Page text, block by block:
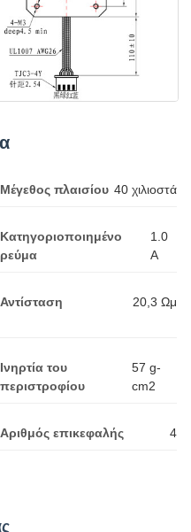
Μέγεθος πλαισίου 40 χιλιοστά
Κατηγοριοποιημένο
ρεύμα
1.0
Α
Αντίσταση 20,3 Ωμ
Ινηρτία του
περιστροφίου
57 g-
cm2
Αριθμός επικεφαλής 4